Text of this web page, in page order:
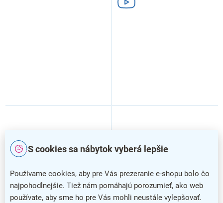
S cookies sa nábytok vyberá lepšie
Používame cookies, aby pre Vás prezeranie e-shopu bolo čo
najpohodlnejšie. Tiež nám pomáhajú porozumieť, ako web
používate, aby sme ho pre Vás mohli neustále vylepšovať.
–18 % –16 %